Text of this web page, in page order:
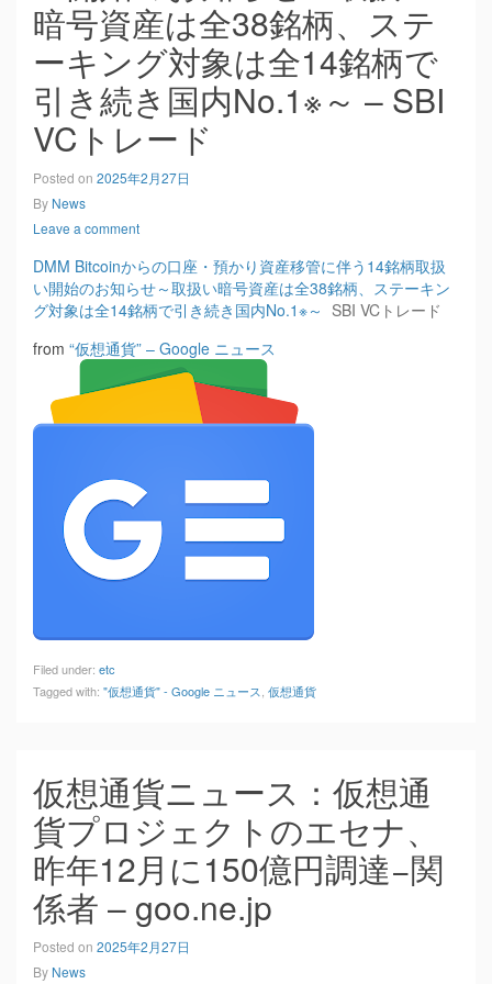
暗号資産は全38銘柄、ステ
ーキング対象は全14銘柄で
引き続き国内No.1※～ – SBI
VCトレード
Posted on 2025年2月27日
By News
Leave a comment
DMM Bitcoinからの口座・預かり資産移管に伴う14銘柄取扱
い開始のお知らせ～取扱い暗号資産は全38銘柄、ステーキン
グ対象は全14銘柄で引き続き国内No.1※～ SBI VCトレード
from “仮想通貨” – Google ニュース
Filed under: etc
Tagged with: "仮想通貨" - Google ニュース 仮想通貨
仮想通貨ニュース：仮想通
貨プロジェクトのエセナ、
昨年12月に150億円調達−関
係者 – goo.ne.jp
Posted on 2025年2月27日
By News